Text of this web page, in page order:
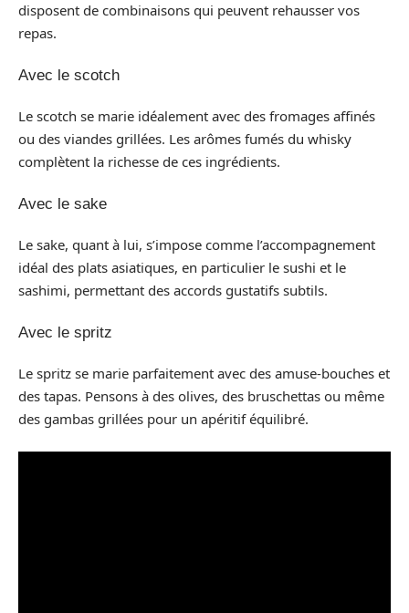
disposent de combinaisons qui peuvent rehausser vos
repas.
Avec le scotch
Le scotch se marie idéalement avec des fromages affinés
ou des viandes grillées. Les arômes fumés du whisky
complètent la richesse de ces ingrédients.
Avec le sake
Le sake, quant à lui, s’impose comme l’accompagnement
idéal des plats asiatiques, en particulier le sushi et le
sashimi, permettant des accords gustatifs subtils.
Avec le spritz
Le spritz se marie parfaitement avec des amuse-bouches et
des tapas. Pensons à des olives, des bruschettas ou même
des gambas grillées pour un apéritif équilibré.